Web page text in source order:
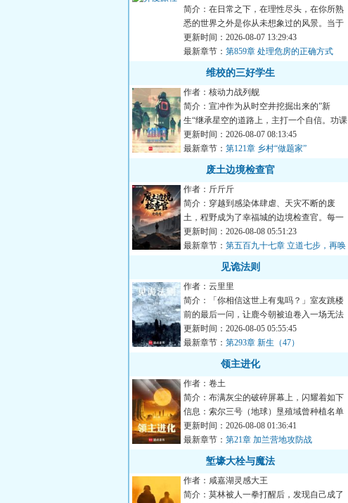
简介：在日常之下，在理性尽头，在你所熟
悉的世界之外是你从未想象过的风景。当于
生第一次打开那扇门的时...
更新时间：2026-08-07 13:29:43
最新章节： 第859章 处理危房的正确方式
维校的三好学生
作者：核动力战列舰
简介：宣冲作为从时空井挖掘出来的”新
生“继承星空的道路上，主打一个自信。功课
能做得好，炮火顶得住，...
更新时间：2026-08-07 08:13:45
最新章节： 第121章 乡村“做题家”
废土边境检查官
作者：斤斤斤
简介：穿越到感染体肆虐、天灾不断的废
土，程野成为了幸福城的边境检查官。每一
个想要加入幸福城的幸存者...
更新时间：2026-08-08 05:51:23
最新章节： 第五百九十七章 立道七步，再唤
见诡法则
作者：云里里
简介：「你相信这世上有鬼吗？」室友跳楼
前的最后一问，让鹿今朝被迫卷入一场无法
言说的恐怖循环。染血的...
更新时间：2026-08-05 05:55:45
最新章节： 第293章 新生（47）
领主进化
作者：卷土
简介：布满灰尘的破碎屏幕上，闪耀着如下
信息：索尔三号（地球）垦殖域曾种植名单
如下：三叶虫：节肢动物...
更新时间：2026-08-08 01:36:41
最新章节： 第21章 加兰营地攻防战
堑壕大栓与魔法
作者：咸嘉湖灵感大王
简介：莫林被人一拳打醒后，发现自己成了